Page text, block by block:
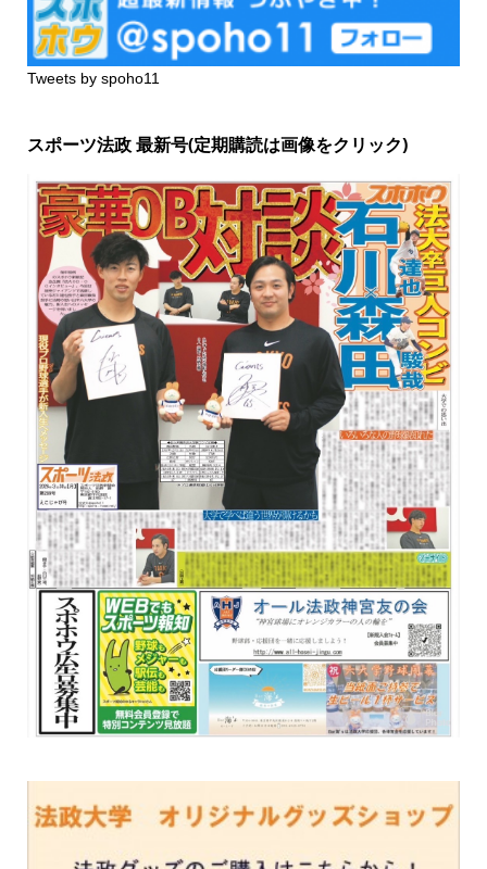
Tweets by spoho11
スポーツ法政 最新号(定期購読は画像をクリック)